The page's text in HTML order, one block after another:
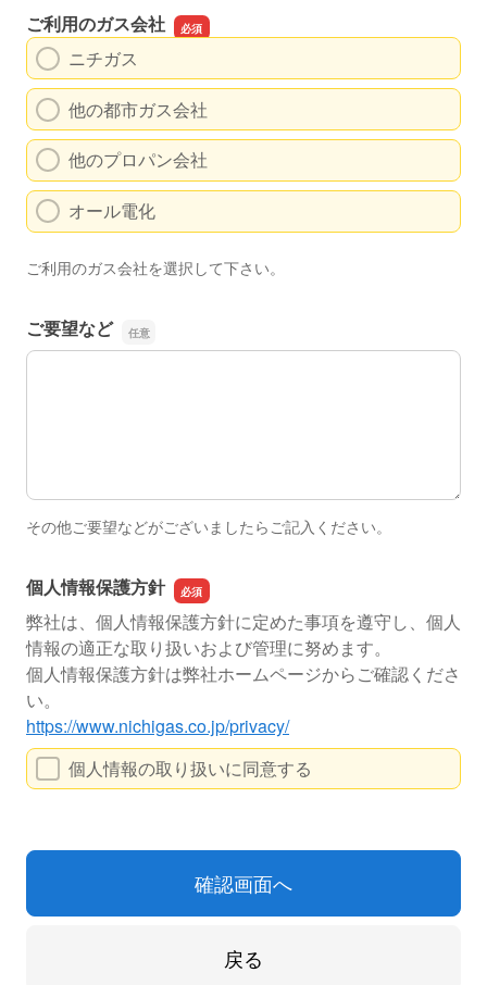
ご利用のガス会社
ニチガス
他の都市ガス会社
他のプロパン会社
オール電化
ご利用のガス会社を選択して下さい。
ご要望など
ご要望など
その他ご要望などがございましたらご記入ください。
個人情報保護方針
弊社は、個人情報保護方針に定めた事項を遵守し、個人
情報の適正な取り扱いおよび管理に努めます。
個人情報保護方針は弊社ホームページからご確認くださ
い。
https://www.nichigas.co.jp/privacy/
個人情報の取り扱いに同意する